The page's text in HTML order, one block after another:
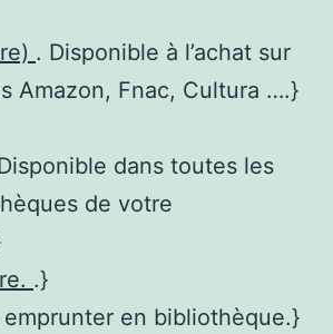
. Disponible à l’achat sur
Amazon, Fnac, Cultura ….}
dans toutes les
de votre
.}
emprunter en bibliothèque.}